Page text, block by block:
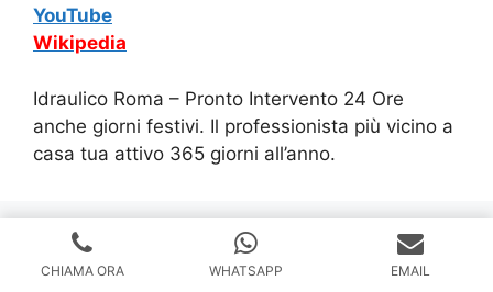
YouTube
Wikipedia
Idraulico Roma – Pronto Intervento 24 Ore
anche giorni festivi. Il professionista più vicino a
casa tua attivo 365 giorni all’anno.
I nostri servizi a Roma
CHIAMA ORA WHATSAPP EMAIL